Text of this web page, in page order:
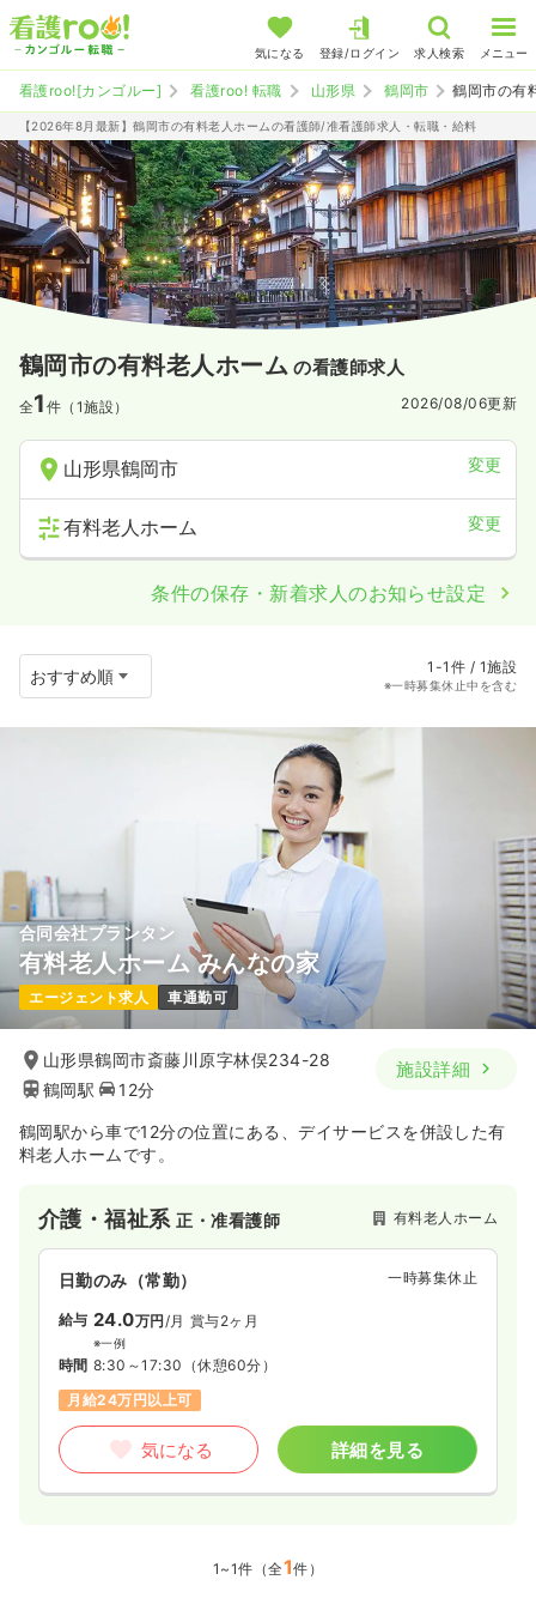
気になる 登録/ログイン 求人検索 メニュー
看護roo![カンゴルー] 看護roo! 転職 山形県 鶴岡市 鶴岡市の有
【2026年8月最新】鶴岡市の有料老人ホームの看護師/准看護師求人・転職・給料
鶴岡市の有料老人ホーム の看護師求人
全1 件（1施設） 2026/08/06更新
山形県鶴岡市 変更
有料老人ホーム 変更
条件の保存・新着求人のお知らせ設定
1-1件 / 1施設
※一時募集休止中を含む
合同会社プランタン
有料老人ホーム みんなの家
エージェント求人 車通勤可
山形県鶴岡市斎藤川原字林俣234-28
鶴岡駅
12分
施設詳細
鶴岡駅から車で12分の位置にある、デイサービスを併設した有
料老人ホームです。
介護・福祉系正・准看護師 有料老人ホーム
日勤のみ（常勤） 一時募集休止
給与 24.0万円 /月 賞与2ヶ月
※一例
時間 8:30～17:30 （休憩60分）
月給24万円以上可
気になる 詳細を見る
1~1件（全1件）